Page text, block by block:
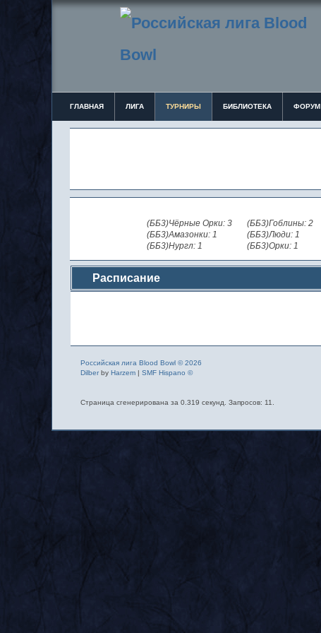
ГЛАВНАЯ ЛИГА ТУРНИРЫ БИБЛИОТЕКА ФОРУМ
(ББ3)Чёрные Орки: 3
(ББ3)Амазонки: 1
(ББ3)Нургл: 1
(ББ3)Гоблины: 2
(ББ3)Люди: 1
(ББ3)Орки: 1
Расписание
Российская лига Blood Bowl © 2026
Dilberby Harzem| SMF Hispano ©
Страница сгенерирована за 0.319 секунд. Запросов: 11.